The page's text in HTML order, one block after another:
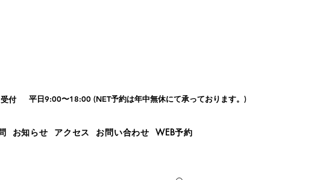
​受付 平日9:00〜18:00 (NET予約は年中無休にて承っております。)
お知らせ アクセス お問い合わせ WEB予約